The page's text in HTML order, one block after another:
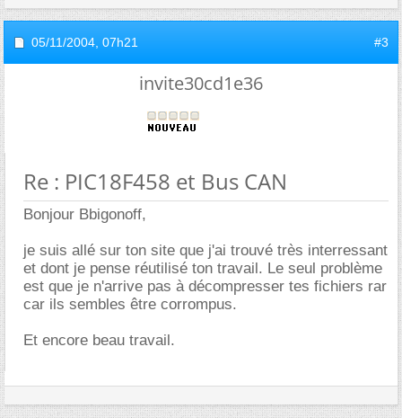
05/11/2004, 07h21 #3
invite30cd1e36
Re : PIC18F458 et Bus CAN
Bonjour Bbigonoff,
je suis allé sur ton site que j'ai trouvé très interressant
et dont je pense réutilisé ton travail. Le seul problème
est que je n'arrive pas à décompresser tes fichiers rar
car ils sembles être corrompus.
Et encore beau travail.